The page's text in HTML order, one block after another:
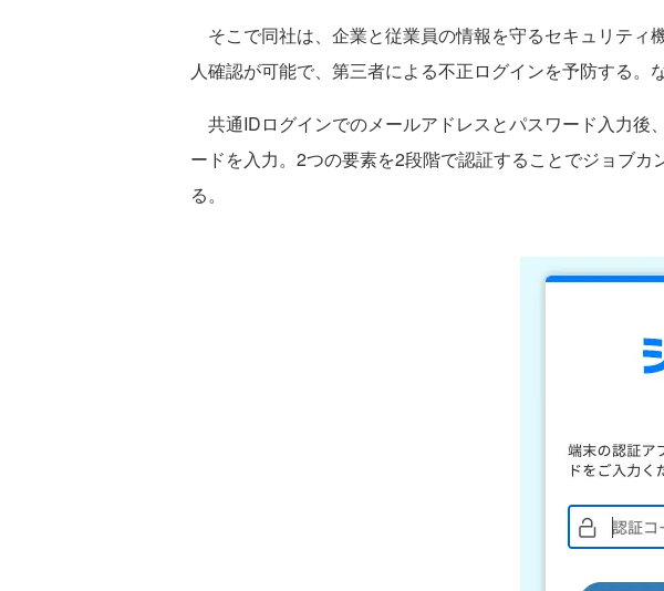
そこで同社は、企業と従業員の情報を守るセキュリティ
人確認が可能で、第三者による不正ログインを予防する。
共通IDログインでのメールアドレスとパスワード入力後
ードを入力。2つの要素を2段階で認証することでジョブ
る。